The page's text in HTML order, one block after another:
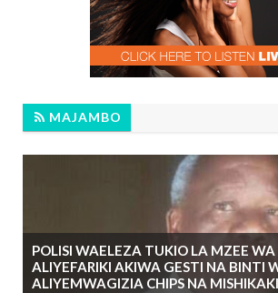
MAJAMBO
POLISI WAELEZA TUKIO LA MZEE
ALIYEFARIKI AKIWA GESTI NA BINTI
ALIYEMWAGIZIA CHIPS NA